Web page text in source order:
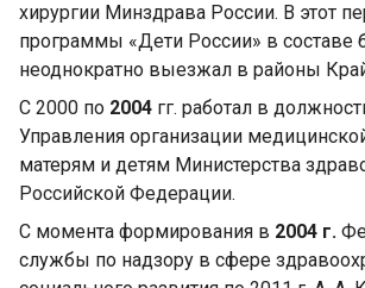
хирургии Минздрава России. В этот
программы «Дети России» в составе
неоднократно выезжал в районы
С 2000 по 2004 гг. работал в
Управления организации
матерям и детям Министерства
Российской Федерации.
С момента формирования в 2004 г.
службы по надзору в сфере